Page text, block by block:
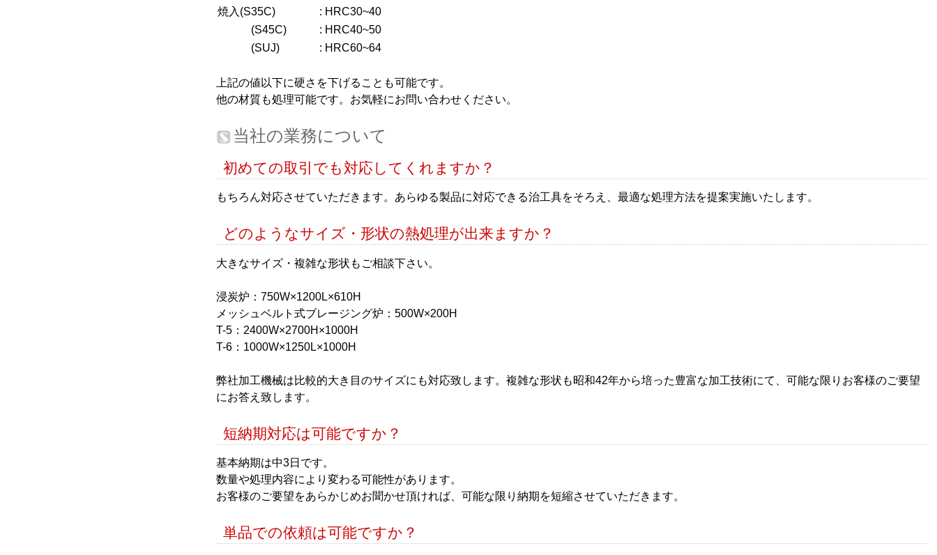
焼入(S35C)
: HRC30~40
(S45C)
: HRC40~50
(SUJ)
: HRC60~64
上記の値以下に硬さを下げることも可能です。
他の材質も処理可能です。お気軽にお問い合わせください。
当社の業務について
初めての取引でも対応してくれますか？
もちろん対応させていただきます。あらゆる製品に対応できる治工具をそろえ、最適な処理方法を提案実施いたします。
どのようなサイズ・形状の熱処理が出来ますか？
大きなサイズ・複雑な形状もご相談下さい。
浸炭炉：750W×1200L×610H
メッシュベルト式ブレージング炉：500W×200H
T-5：2400W×2700H×1000H
T-6：1000W×1250L×1000H
弊社加工機械は比較的大き目のサイズにも対応致します。複雑な形状も昭和42年から培った豊富な加工技術にて、可能な限りお客様のご要望
にお答え致します。
短納期対応は可能ですか？
基本納期は中3日です。
数量や処理内容により変わる可能性があります。
お客様のご要望をあらかじめお聞かせ頂ければ、可能な限り納期を短縮させていただきます。
単品での依頼は可能ですか？